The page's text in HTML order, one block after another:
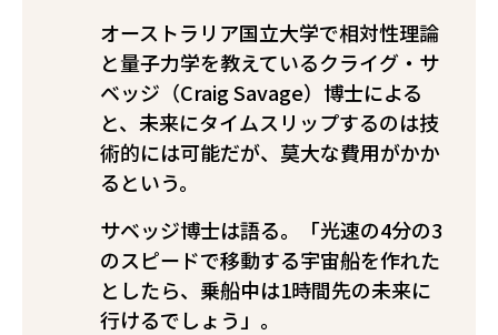
オーストラリア国立大学で相対性理論
と量子力学を教えているクライグ・サ
ベッジ（Craig Savage）博士による
と、未来にタイムスリップするのは技
術的には可能だが、莫大な費用がかか
るという。
サベッジ博士は語る。「光速の4分の3
のスピードで移動する宇宙船を作れた
としたら、乗船中は1時間先の未来に
行けるでしょう」。